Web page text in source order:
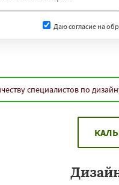
Даю согласие на
специалистов по